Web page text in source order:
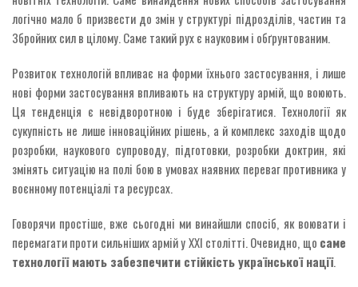
логічно мало б призвести до змін у структурі підрозділів, частин та
Збройних сил в цілому. Саме такий рух є науковим і обґрунтованим.
Розвиток технологій впливає на форми їхнього застосування, і лише
нові форми застосування впливають на структуру армій, що воюють.
Ця тенденція є невідворотною і буде зберігатися. Технології як
сукупність не лише інноваційних рішень, а й комплекс заходів щодо
розробки, наукового супроводу, підготовки, розробки доктрин, які
змінять ситуацію на полі бою в умовах наявних переваг противника у
воєнному потенціалі та ресурсах.
Говорячи простіше, вже сьогодні ми винайшли спосіб, як воювати і
перемагати проти сильніших армій у ХХІ столітті. Очевидно, що саме
технології мають забезпечити стійкість української нації.